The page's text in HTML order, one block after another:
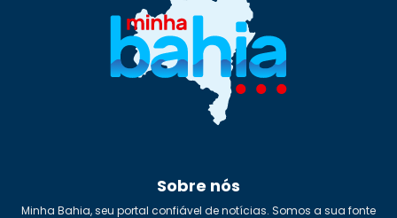
Sobre nós
Minha Bahia, seu portal confiável de notícias. Somos a sua fonte